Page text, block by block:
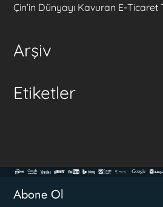
Çin’in Dünyayı Kavuran E-Ticaret
Arşiv
Etiketler
Abone Ol